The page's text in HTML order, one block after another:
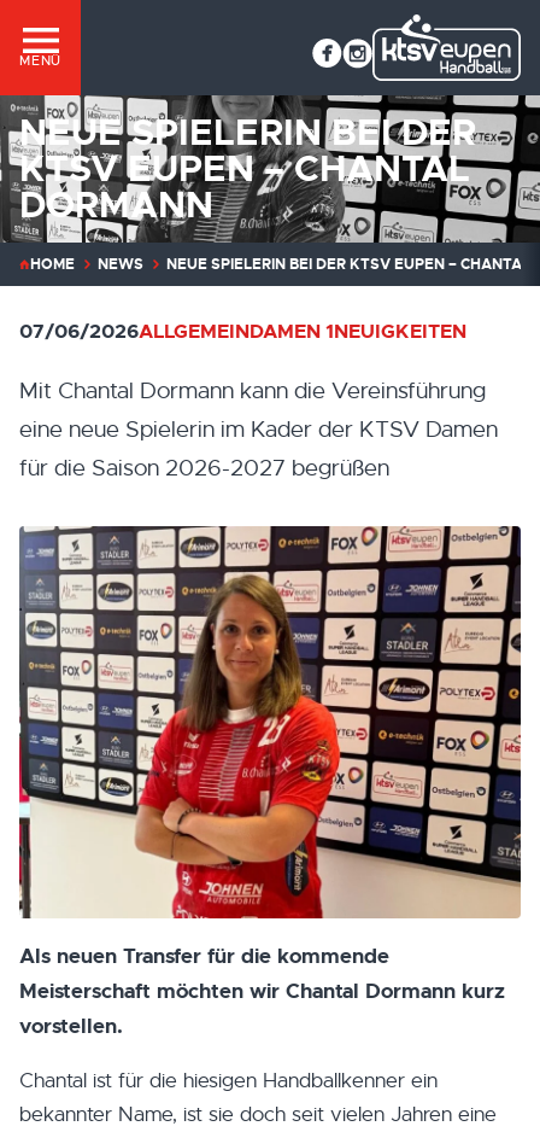
MENÜ
NEUE SPIELERIN BEI DER
KTSV EUPEN – CHANTAL
DORMANN
HOME NEWS NEUE SPIELERIN BEI DER KTSV EUPEN – CHANTAL
07/06/2026ALLGEMEINDAMEN 1NEUIGKEITEN
Mit Chantal Dormann kann die Vereinsführung
eine neue Spielerin im Kader der KTSV Damen
für die Saison 2026-2027 begrüßen
Als neuen Transfer für die kommende
Meisterschaft möchten wir Chantal Dormann kurz
vorstellen.
Chantal ist für die hiesigen Handballkenner ein
bekannter Name, ist sie doch seit vielen Jahren eine